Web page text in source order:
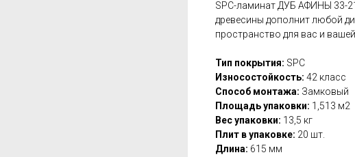
SPC-ламинат ДУБ АФИНЫ 33-
древесины дополнит любой
пространство для вас и
Тип покрытия: SPC
Износостойкость: 42 класс
Способ монтажа: Замковый
Площадь упаковки: 1,513 м2
Вес упаковки: 13,5 кг
Плит в упаковке: 20 шт.
Длина: 615 мм